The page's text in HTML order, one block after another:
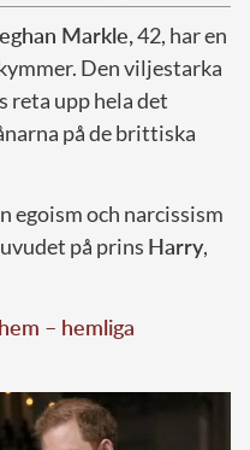
Markle,42, har en
Den viljestarka
reta upp hela det
på de brittiska
egoism och narcissism
på prins Harry,
– hemliga